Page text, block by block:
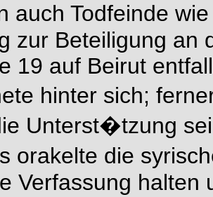
auch Todfeinde
zur Beteiligung an
19 auf Beirut
hinter sich;
Unterst�tzung
orakelte die
Verfassung halten